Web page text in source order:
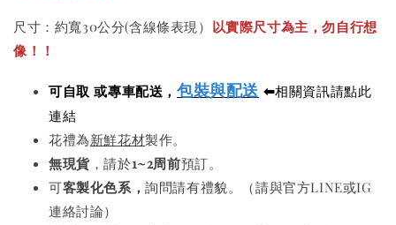
尺寸：約寬30公分(含線條表現） 以實際尺寸為主，勿自行想
像！！
可自取 或專車配送， 包裝與配送 ⬅相關資訊請點此
連結
花禮為新鮮花材製作。
無現貨，請於1~2周前預訂。
可客製化色系，詢問請有禮貌。（請與官方LINE或IG
連絡討論）